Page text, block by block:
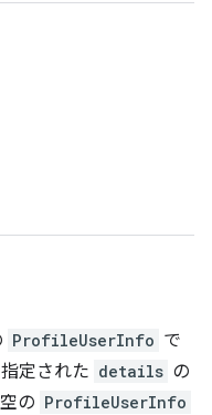
ProfileUserInfo で
定された details の
の ProfileUserInfo